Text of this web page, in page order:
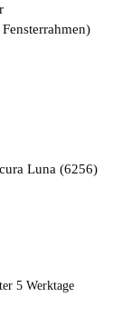
Luna (6256)
5 Werktage